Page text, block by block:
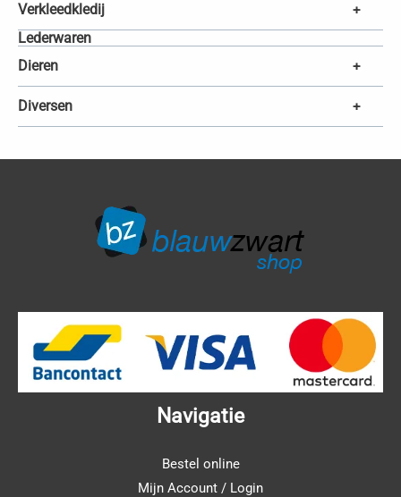
Verkleedkledij +
Lederwaren
Dieren
+
Diversen +
Navigatie
Bestel online
Mijn Account / Login